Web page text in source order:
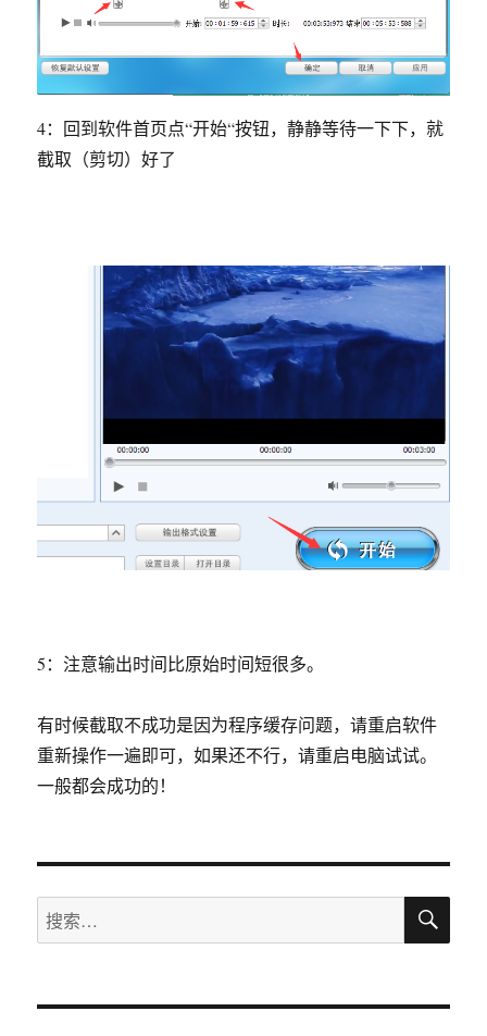
4：回到软件首页点“开始“按钮，静静等待一下下，就
截取（剪切）好了
5：注意输出时间比原始时间短很多。
有时候截取不成功是因为程序缓存问题，请重启软件
重新操作一遍即可，如果还不行，请重启电脑试试。
一般都会成功的！
搜
索：
搜